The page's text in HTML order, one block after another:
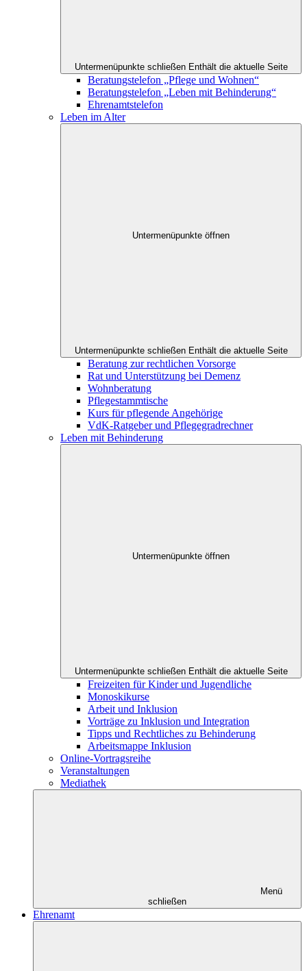
Untermenüpunkte schließen Enthält die aktuelle Seite
Beratungstelefon „Pflege und Wohnen“
Beratungstelefon „Leben mit Behinderung“
Ehrenamtstelefon
Leben im Alter
Untermenüpunkte öffnen
Untermenüpunkte schließen Enthält die aktuelle Seite
Beratung zur rechtlichen Vorsorge
Rat und Unterstützung bei Demenz
Wohnberatung
Pflegestammtische
Kurs für pflegende Angehörige
VdK-Ratgeber und Pflegegradrechner
Leben mit Behinderung
Untermenüpunkte öffnen
Untermenüpunkte schließen Enthält die aktuelle Seite
Freizeiten für Kinder und Jugendliche
Monoskikurse
Arbeit und Inklusion
Vorträge zu Inklusion und Integration
Tipps und Rechtliches zu Behinderung
Arbeitsmappe Inklusion
Online-Vortragsreihe
Veranstaltungen
Mediathek
Menü
schließen
Ehrenamt